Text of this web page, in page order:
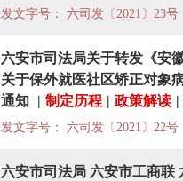
发文字号： 六司发〔2021〕23号
六安市司法局关于转发《安
关于保外就医社区矫正对象
通知 | 制定历程 | 政策解读 |
发文字号： 六司发〔2021〕22号
六安市司法局 六安市工商联